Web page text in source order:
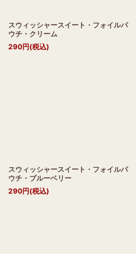
スウィッシャースイート・フォイルパ
ウチ・クリーム
290円(税込)
スウィッシャースイート・フォイルパ
ウチ・ブルーベリー
290円(税込)